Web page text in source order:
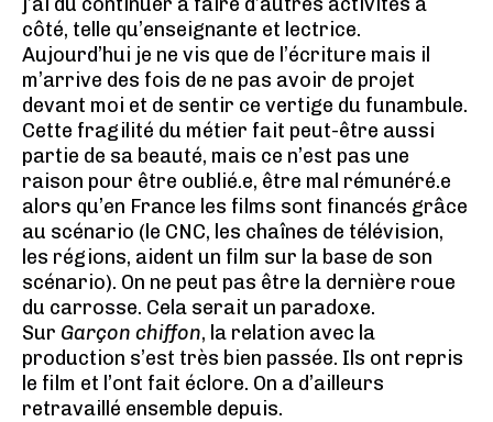
côté, telle qu’enseignante et lectrice.
Aujourd’hui je ne vis que de l’écriture mais il
m’arrive des fois de ne pas avoir de projet
devant moi et de sentir ce vertige du funambule.
Cette fragilité du métier fait peut-être aussi
partie de sa beauté, mais ce n’est pas une
raison pour être oublié.e, être mal rémunéré.e
alors qu’en France les films sont financés grâce
au scénario (le CNC, les chaînes de télévision,
les régions, aident un film sur la base de son
scénario). On ne peut pas être la dernière roue
du carrosse. Cela serait un paradoxe.
Sur Garçon chiffon, la relation avec la
production s’est très bien passée. Ils ont repris
le film et l’ont fait éclore. On a d’ailleurs
retravaillé ensemble depuis.